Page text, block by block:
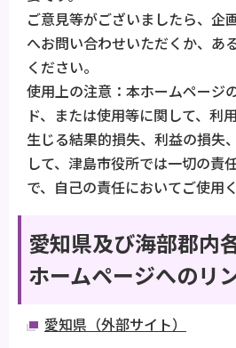
ご意見等がございましたら、企
へお問い合わせいただくか、あ
ください。
使用上の注意：本ホームページ
ド、または使用等に関して、利
生じる結果的損失、利益の損失
して、津島市役所では一切の責
で、自己の責任においてご使用
愛知県及び海部郡内
ホームページへのリ
愛知県（外部サイト）